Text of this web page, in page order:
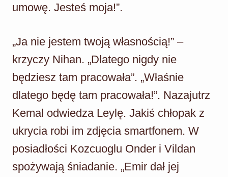
umowę. Jesteś moja!”.
„Ja nie jestem twoją własnością!” –
krzyczy Nihan. „Dlatego nigdy nie
będziesz tam pracowała”. „Właśnie
dlatego będę tam pracowała!”. Nazajutrz
Kemal odwiedza Leylę. Jakiś chłopak z
ukrycia robi im zdjęcia smartfonem. W
posiadłości Kozcuoglu Onder i Vildan
spożywają śniadanie. „Emir dał jej